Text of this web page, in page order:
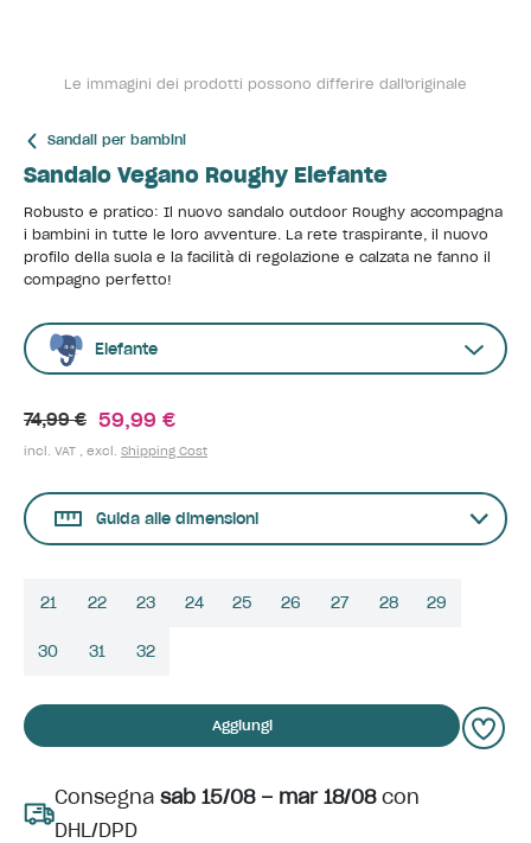
Le immagini dei prodotti possono differire dall'originale
Sandali per bambini
Sandalo Vegano Roughy Elefante
Robusto e pratico: Il nuovo sandalo outdoor Roughy accompagna
i bambini in tutte le loro avventure. La rete traspirante, il nuovo
profilo della suola e la facilità di regolazione e calzata ne fanno il
compagno perfetto!
Elefante
74,99 € 59,99 €
incl. VAT , excl. Shipping Cost
Guida alle dimensioni
21 22 23 24 25 26 27 28 29
30 31 32
Aggiungi
Consegna sab 15/08 – mar 18/08con
DHL/DPD